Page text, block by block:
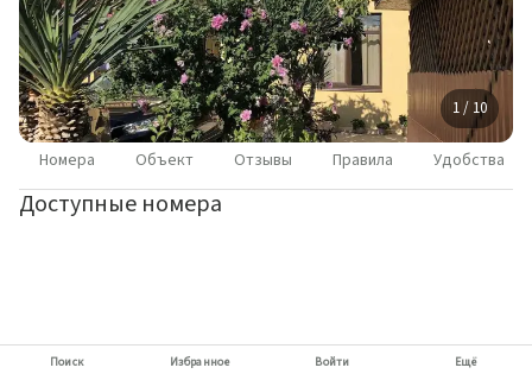
1 / 10
Номера Объект Отзывы Правила Удобства
Доступные номера
Поиск Избранное Войти Ещё